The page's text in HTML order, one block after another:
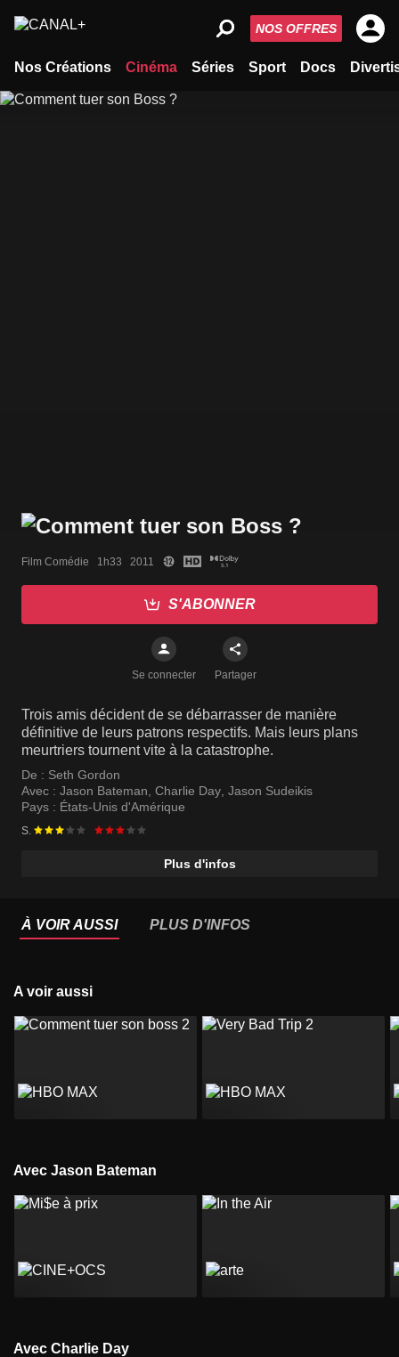
Nos Créations Cinéma Séries Sport Docs
NOS OFFRES
Film Comédie   1h33   2011
S'ABONNER
Se connecter Partager
Trois amis décident de se débarrasser de manière
définitive de leurs patrons respectifs. Mais leurs plans
meurtriers tournent vite à la catastrophe.
De : Seth Gordon
Avec : Jason Bateman, Charlie Day, Jason Sudeikis
Pays : États-Unis d'Amérique
S.
Plus d'infos
À VOIR AUSSI PLUS D'INFOS
A voir aussi
Avec Jason Bateman
Avec Charlie Day